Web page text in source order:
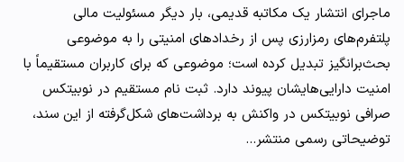
ماجرای انتشار یک مکاتبه قدیمی، بار دیگر مسئولیت مالی
پلتفرم‌های رمزارزی پس از رخدادهای امنیتی را به موضوعی
بحث‌برانگیز تبدیل کرده است؛ موضوعی که برای کاربران مستقیماً با
امنیت دارایی‌هایشان پیوند دارد. ثبت نام مستقیم در نوبیتکس
صرافی نوبیتکس در واکنش به برداشت‌های شکل‌گرفته از این سند،
توضیحاتی رسمی منتشر…